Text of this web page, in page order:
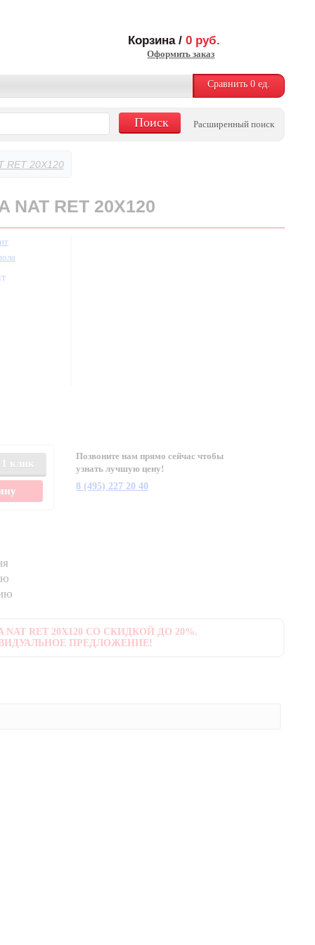
Корзина /0 руб.
Оформить заказ
Сравнить 0ед.
Расширенный поиск
RET 20X120
NAT RET 20X120
клик
Позвоните нам прямо сейчас чтобы
узнать лучшую цену!
8 (495) 227 20 40
NAT RET 20X120 СО СКИДКОЙ ДО 20%.
ПРЕДЛОЖЕНИЕ!